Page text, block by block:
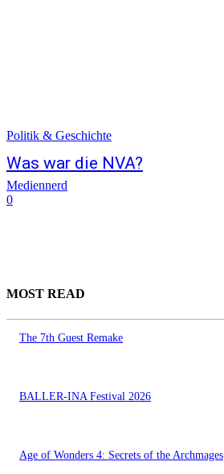
Politik & Geschichte
Was war die NVA?
Mediennerd
0
MOST READ
The 7th Guest Remake
BALLER-INA Festival 2026
Age of Wonders 4: Secrets of the Archmages